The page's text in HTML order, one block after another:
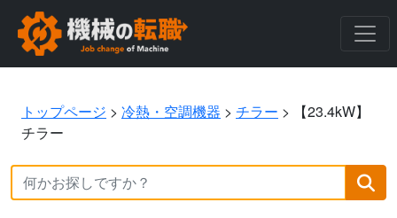
トップページ > 冷熱・空調機器 > チラー >
【23.4kW】
チラー